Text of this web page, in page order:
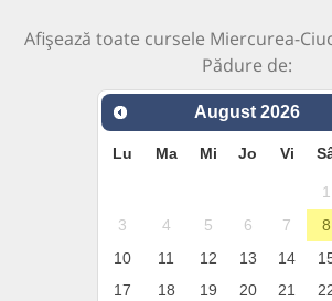
Afișează toate cursele Miercurea-
Pădure de:
August 2026
Lu Ma Mi Jo Vi
1
3
4 5 6 7 8
10
11 12 13 14
17
18 19 20 21